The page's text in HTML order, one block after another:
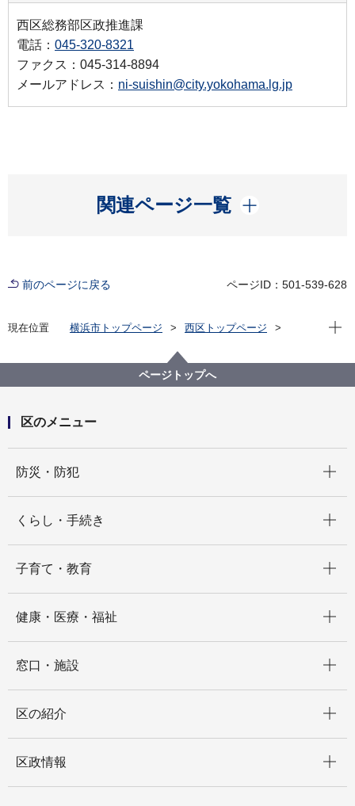
西区総務部区政推進課
電話： 045-320-8321
ファクス：045-314-8894
メールアドレス： ni-suishin@city.yokohama.lg.jp
関連ページ一覧
開く
前のページに戻る ページID：501-539-628
現在位置 横浜市トップページ
西区トップページ
にしく通信！12月19日 横浜駅西口五番街商店会協同
組合アーチリニューアルセレモニー
現在
ページトップへ
区のメニュー
防災・防犯
くらし・手続き
子育て・教育
健康・医療・福祉
窓口・施設
区の紹介
区政情報